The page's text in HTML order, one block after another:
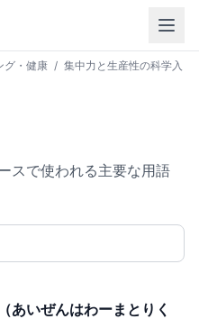
グ・健康 / 集中力と生産性の科学入
スで使われる主要な用語
あいぜんはわーまとりく